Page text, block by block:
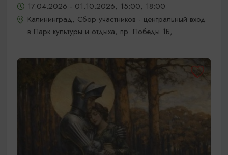
17.04.2026 - 01.10.2026, 15:00, 18:00
Калининград, Сбор участников - центральный вход
в Парк культуры и отдыха, пр. Победы 1Б,